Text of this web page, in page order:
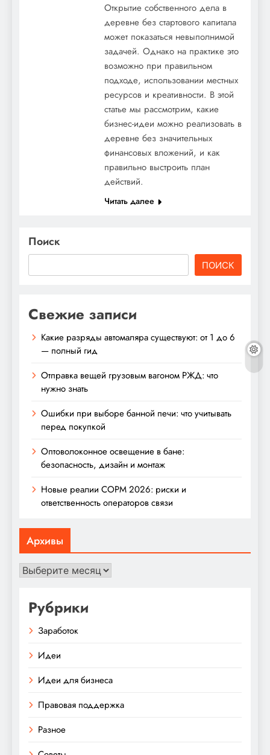
Открытие собственного дела в
деревне без стартового капитала
может показаться невыполнимой
задачей. Однако на практике это
возможно при правильном
подходе, использовании местных
ресурсов и креативности. В этой
статье мы рассмотрим, какие
бизнес-идеи можно реализовать в
деревне без значительных
финансовых вложений, и как
правильно выстроить план
действий.
Читать далее
Поиск
ПОИСК
Свежие записи
Какие разряды автомаляра существуют: от 1 до 6
— полный гид
Отправка вещей грузовым вагоном РЖД: что
нужно знать
Ошибки при выборе банной печи: что учитывать
перед покупкой
Оптоволоконное освещение в бане:
безопасность, дизайн и монтаж
Новые реалии СОРМ 2026: риски и
ответственность операторов связи
Архивы
Архивы
Рубрики
Заработок
Идеи
Идеи для бизнеса
Правовая поддержка
Разное